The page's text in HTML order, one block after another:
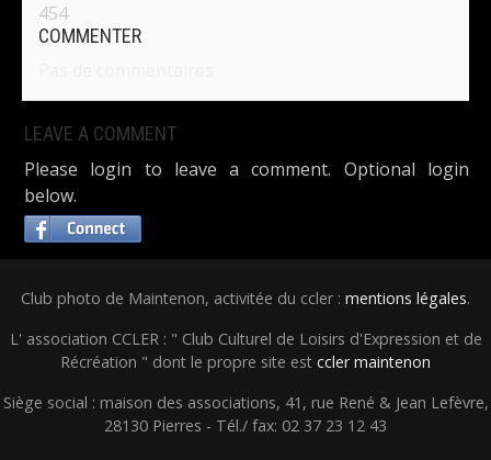
454
COMMENTER
LEAVE A COMMENT
Please login to leave a comment. Optional login
below.
Club photo de Maintenon, activitée du ccler : mentions légales.
L' association CCLER : " Club Culturel de Loisirs d'Expression et de
Récréation " dont le propre site est ccler maintenon
Siège social : maison des associations, 41, rue René & Jean Lefèvre,
28130 Pierres - Tél./ fax: 02 37 23 12 43